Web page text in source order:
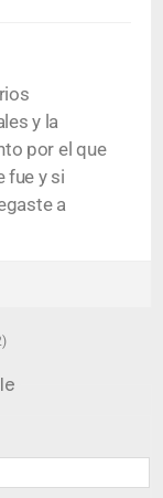
y la
por el que
fue y si
a